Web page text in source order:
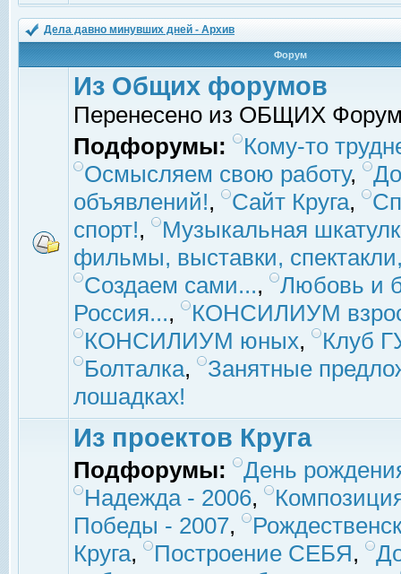
Дела давно минувших дней - Архив
Форум
Из Общих форумов
Перенесено из ОБЩИХ
Подфорумы:
Кому-то
Осмысляем свою работу,
объявлений!, Сайт Круга,
спорт!,
Музыкальная
фильмы, выставки,
Создаем сами...,
Любовь и
Россия...,
КОНСИЛИУМ
КОНСИЛИУМ юных,
Клуб
Болталка,
Занятные
лошадках!
Из проектов Круга
Подфорумы:
День
Надежда - 2006,
Победы - 2007,
Круга, Построение СЕБЯ,